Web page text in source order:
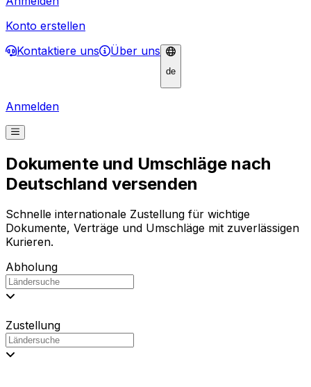
Konto erstellen
Kontaktiere uns
Über uns
de
Anmelden
Dokumente und Umschläge nach
Deutschland versenden
Schnelle internationale Zustellung für wichtige
Dokumente, Verträge und Umschläge mit zuverlässigen
Kurieren.
Abholung
Zustellung